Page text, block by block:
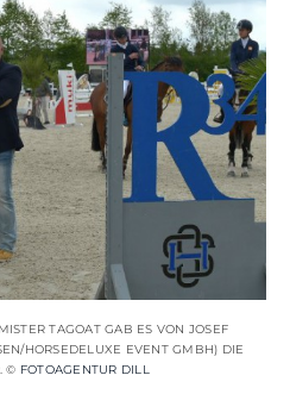
TAGOAT GAB ES VON JOSEF
HORSEDELUXE EVENT GMBH) DIE
© FOTOAGENTUR DILL